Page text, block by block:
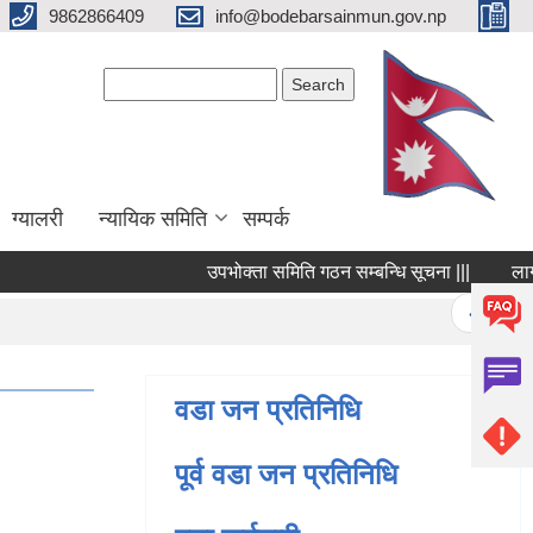
9862866409 info@bodebarsainmun.gov.np
ग्यालरी न्यायिक समिति सम्पर्क
उपभोक्ता समिति गठन सम्बन्धि सूचना ||| लागत
« first
वडा जन प्रतिनिधि
पूर्व वडा जन प्रतिनिधि